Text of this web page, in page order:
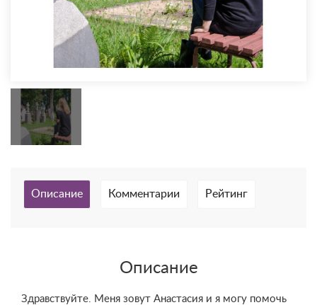
Описание Комментарии Рейтинг
Описание
Здравствуйте. Меня зовут Анастасия и я могу помочь